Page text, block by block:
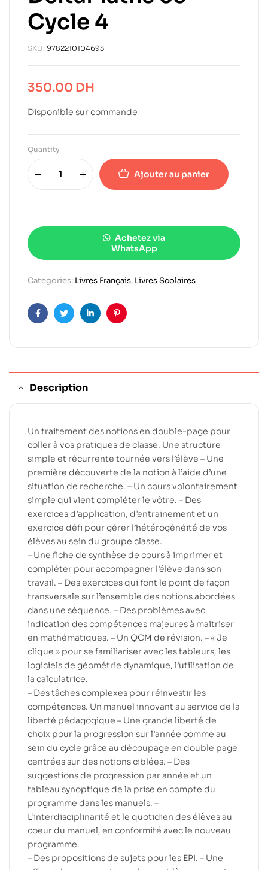
Cycle 4
SKU: 9782210104693
350.00 DH
Disponible sur commande
Quantity
Ajouter au panier
Achetez via
WhatsApp
Categories: Livres Français, Livres Scolaires
FacebookTwitterLinkedinPinterest
Description
Un traitement des notions en double-page pour
coller à vos pratiques de classe. Une structure
simple et récurrente tournée vers l’élève – Une
première découverte de la notion à l’aide d’une
situation de recherche. – Un cours volontairement
simple qui vient compléter le vôtre. – Des
exercices d’application, d’entrainement et un
exercice défi pour gérer l’hétérogénéité de vos
élèves au sein du groupe classe.
– Une fiche de synthèse de cours à imprimer et
compléter pour accompagner l’élève dans son
travail. – Des exercices qui font le point de façon
transversale sur l’ensemble des notions abordées
dans une séquence. – Des problèmes avec
indication des compétences majeures à maitriser
en mathématiques. – Un QCM de révision. – « Je
clique » pour se familiariser avec les tableurs, les
logiciels de géométrie dynamique, l’utilisation de
la calculatrice.
– Des tâches complexes pour réinvestir les
compétences. Un manuel innovant au service de la
liberté pédagogique – Une grande liberté de
choix pour la progression sur l’année comme au
sein du cycle grâce au découpage en double page
centrées sur des notions ciblées. – Des
suggestions de progression par année et un
tableau synoptique de la prise en compte du
programme dans les manuels. –
L’interdisciplinarité et le quotidien des élèves au
coeur du manuel, en conformité avec le nouveau
programme.
– Des propositions de sujets pour les EPI. – Une